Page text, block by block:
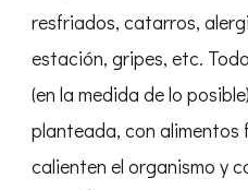
resfriados, catarros,
estación, gripes, etc.
(en la medida de lo
planteada, con
calienten el organismo y